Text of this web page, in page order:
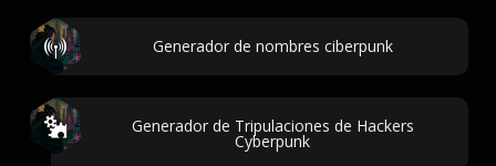
Generador de nombres ciberpunk
Generador de Tripulaciones de Hackers
Cyberpunk